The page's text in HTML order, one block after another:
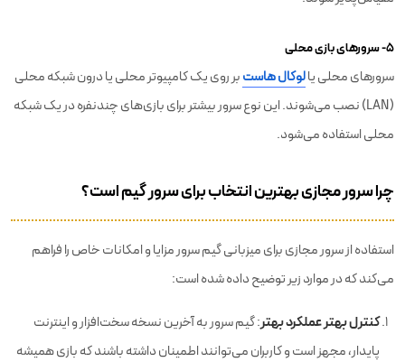
۵- سرورهای بازی محلی
سرورهای محلی یالوکال هاستبر روی یک کامپیوتر محلی یا درون شبکه محلی
(LAN) نصب می‌شوند. این نوع سرور بیشتر برای بازی‌های چندنفره در یک شبکه
محلی استفاده می‌شود.
چرا سرور مجازی بهترین انتخاب برای سرور گیم است؟
استفاده ازسرور مجازیبرای میزبانی گیم سرور مزایا و امکانات خاص را فراهم
می‌کند که در موارد زیر توضیح داده شده است:
کنترل بهتر عملکرد بهتر:گیم سرور به آخرین نسخه سخت‌افزار و اینترنت
پایدار، مجهز است و کاربران می‌توانند اطمینان داشته باشند که بازی همیشه